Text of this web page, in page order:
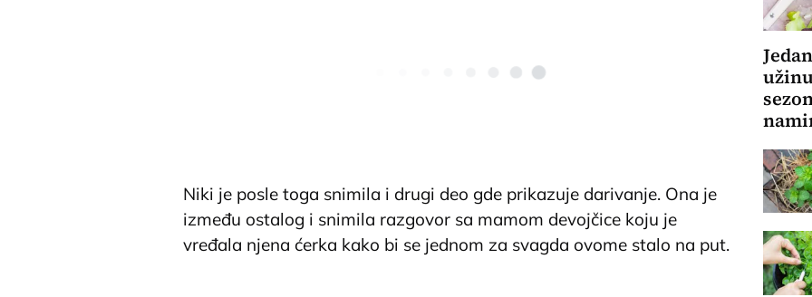
Niki je posle toga snimila i drugi deo gde prikazuje darivanje. Ona je
između ostalog i snimila razgovor sa mamom devojčice koju je
vređala njena ćerka kako bi se jednom za svagda ovome stalo na put.